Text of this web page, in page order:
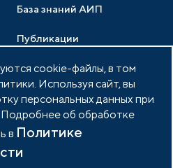
База знаний АИП
Публикации
Тендеры
Войти в личный кабинет
cookie-файлы, в том
Используя сайт, вы
персональных данных при
об обработке
в Политике